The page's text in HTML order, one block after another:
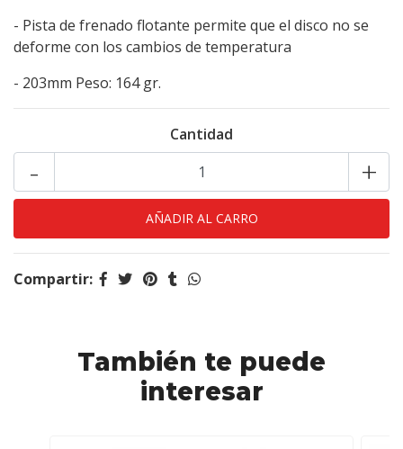
- Pista de frenado flotante permite que el disco no se
deforme con los cambios de temperatura
- 203mm Peso: 164 gr.
Cantidad
+
-
Compartir:
También te puede
interesar